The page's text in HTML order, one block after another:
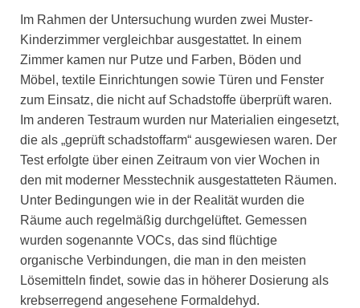
Im Rahmen der Untersuchung wurden zwei Muster-
Kinderzimmer vergleichbar ausgestattet. In einem
Zimmer kamen nur Putze und Farben, Böden und
Möbel, textile Einrichtungen sowie Türen und Fenster
zum Einsatz, die nicht auf Schadstoffe überprüft waren.
Im anderen Testraum wurden nur Materialien eingesetzt,
die als „geprüft schadstoffarm“ ausgewiesen waren. Der
Test erfolgte über einen Zeitraum von vier Wochen in
den mit moderner Messtechnik ausgestatteten Räumen.
Unter Bedingungen wie in der Realität wurden die
Räume auch regelmäßig durchgelüftet. Gemessen
wurden sogenannte VOCs, das sind flüchtige
organische Verbindungen, die man in den meisten
Lösemitteln findet, sowie das in höherer Dosierung als
krebserregend angesehene Formaldehyd.